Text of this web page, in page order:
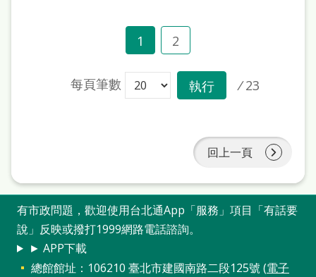
理
辦
法
1 2
每頁筆數 執行 / 23
回上一頁
有市政問題，歡迎使用台北通App「服務」項目「有話要
說」反映或撥打1999網路電話諮詢。
► APP下載
總館館址：106210 臺北市建國南路二段125號 (電子